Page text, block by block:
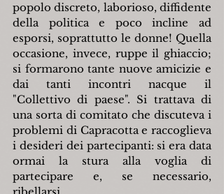
popolo discreto, laborioso, diffidente
della politica e poco incline ad
esporsi, soprattutto le donne! Quella
occasione, invece, ruppe il ghiaccio;
si formarono tante nuove amicizie e
dai tanti incontri nacque il
"Collettivo di paese". Si trattava di
una sorta di comitato che discuteva i
problemi di Capracotta e raccoglieva
i desideri dei partecipanti: si era data
ormai la stura alla voglia di
partecipare e, se necessario,